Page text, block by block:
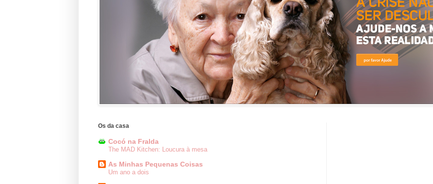
Os da casa
Cocó na Fralda
The MAD Kitchen: Loucura à mesa
As Minhas Pequenas Coisas
Um ano a dois